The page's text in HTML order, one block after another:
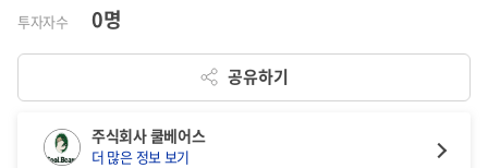
투자자수
0명
공유하기
주식회사 쿨베어스
더 많은 정보 보기